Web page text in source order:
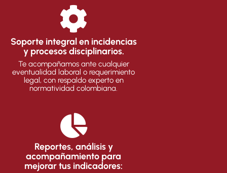
Soporte integral en incidencias
y procesos disciplinarios.
Te acompañamos ante cualquier
eventualidad laboral o requerimiento
legal, con respaldo experto en
normatividad colombiana.
Reportes, análisis y
acompañamiento para
mejorar tus indicadores: